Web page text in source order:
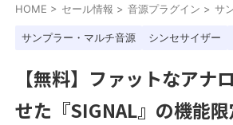
HOME > セール情報 > 音源プラグイン > サ
サンプラー・マルチ音源 シンセサイザー
【無料】ファットなア
せた『SIGNAL』の機能